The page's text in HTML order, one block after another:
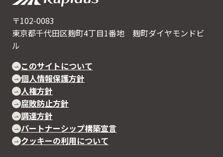
〒102-0083
東京都千代田区麹町4丁目1番地 麹町ダイヤモンドビ
ル
このサイトについて
個人情報保護方針
人権方針
腐敗防止方針
調達方針
パートナーシップ構築宣言
クッキーの利用について